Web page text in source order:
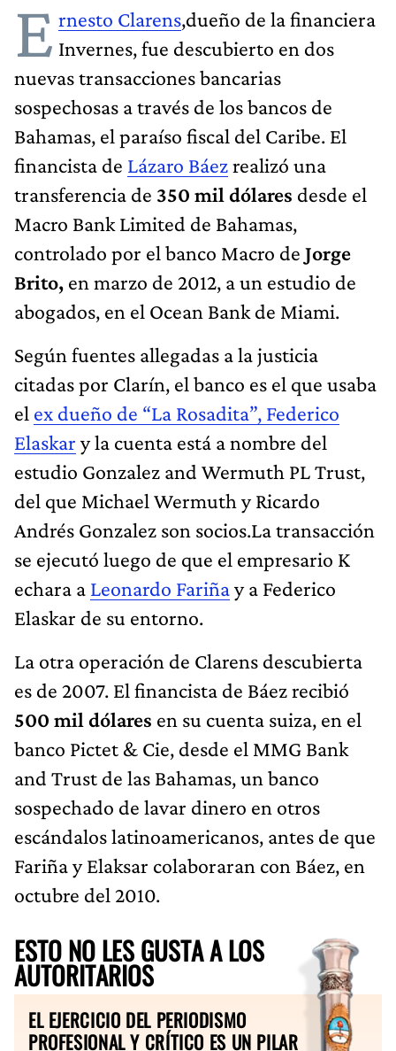
E rnesto Clarens,dueño de la financiera
Invernes, fue descubierto en dos
nuevas transacciones bancarias
sospechosas a través de los bancos de
Bahamas, el paraíso fiscal del Caribe. El
financista de Lázaro Báezrealizó una
transferencia de 350 mil dólares desde el
Macro Bank Limited de Bahamas,
controlado por el banco Macro de Jorge
Brito, en marzo de 2012, a un estudio de
abogados, en el Ocean Bank de Miami.
Según fuentes allegadas a la justicia
citadas por Clarín, el banco es el que usaba
el ex dueño de “La Rosadita”, Federico
Elaskar y la cuenta está a nombre del
estudio Gonzalez and Wermuth PL Trust,
del que Michael Wermuth y Ricardo
Andrés Gonzalez son socios.La transacción
se ejecutó luego de que el empresario K
echara a Leonardo Fariñay a Federico
Elaskar de su entorno.
La otra operación de Clarens descubierta
es de 2007. El financista de Báez recibió
500 mil dólares en su cuenta suiza, en el
banco Pictet & Cie, desde el MMG Bank
and Trust de las Bahamas, un banco
sospechado de lavar dinero en otros
escándalos latinoamericanos, antes de que
Fariña y Elaksar colaboraran con Báez, en
octubre del 2010.
ESTO NO LES GUSTA A LOS
AUTORITARIOS
EL EJERCICIO DEL PERIODISMO
PROFESIONAL Y CRÍTICO ES UN PILAR